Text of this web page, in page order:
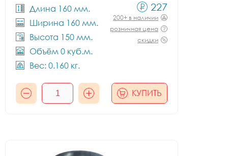
Длина 160 мм.
Ширина 160 мм.
Высота 150 мм.
Объём 0 куб.м.
Вес: 0.160 кг.
227
200+ в наличии
розничная цена
скидки
КУПИТЬ